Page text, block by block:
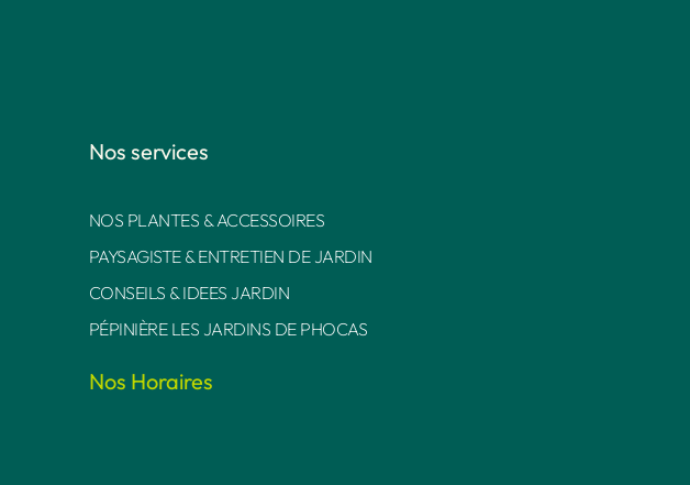
Nos services
NOS PLANTES & ACCESSOIRES
PAYSAGISTE & ENTRETIEN DE JARDIN
CONSEILS & IDEES JARDIN
PÉPINIÈRE LES JARDINS DE PHOCAS
Nos Horaires